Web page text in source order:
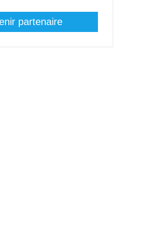
partenaire